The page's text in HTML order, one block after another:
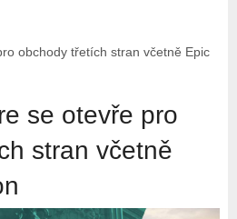
obchody třetích stran včetně Epic
se otevře pro
stran včetně